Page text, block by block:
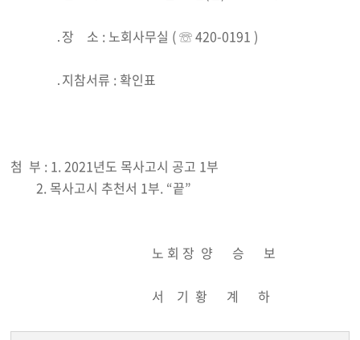
․장 소 : 노회사무실 ( ☏ 420-0191 )
․지참서류 : 확인표
첨 부 : 1. 2021년도 목사고시 공고 1부
2. 목사고시 추천서 1부. “끝”
노 회 장 양 승 보
서 기 황 계 하